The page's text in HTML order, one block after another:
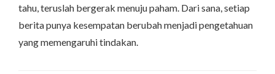
tahu, teruslah bergerak menuju paham. Dari sana, setiap
berita punya kesempatan berubah menjadi pengetahuan
yang memengaruhi tindakan.